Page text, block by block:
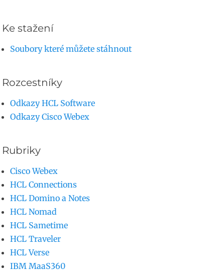
Ke stažení
Soubory které můžete stáhnout
Rozcestníky
Odkazy HCL Software
Odkazy Cisco Webex
Rubriky
Cisco Webex
HCL Connections
HCL Domino a Notes
HCL Nomad
HCL Sametime
HCL Traveler
HCL Verse
IBM MaaS360